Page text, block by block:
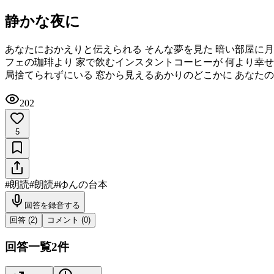
静かな夜に
あなたにおかえりと伝えられる そんな夢を見た 暗い部屋に
フェの珈琲より 家で飲むインスタントコーヒーが 何より幸
局捨てられずにいる 窓から見えるあかりのどこかに あなた
202
5
#朗読#朗読#ゆんの台本
回答を録音する
回答 (2) コメント (0)
回答一覧2件